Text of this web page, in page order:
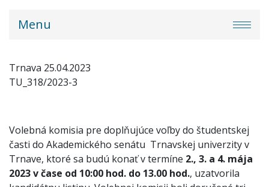
truni-
Menu
Trnava 25.04.2023
TU_318/2023-3
Volebná komisia pre doplňujúce voľby do študentskej
časti do Akademického senátu Trnavskej univerzity v
Trnave, ktoré sa budú konať v termíne 2., 3. a 4. mája
2023 v čase od 10:00 hod. do 13.00 hod., uzatvorila